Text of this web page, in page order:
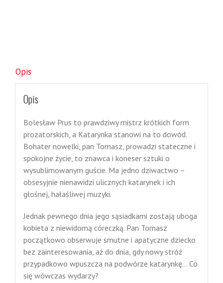
Opis
Opis
Bolesław Prus to prawdziwy mistrz krótkich form
prozatorskich, a Katarynka stanowi na to dowód.
Bohater nowelki, pan Tomasz, prowadzi stateczne i
spokojne życie, to znawca i koneser sztuki o
wysublimowanym guście. Ma jedno dziwactwo –
obsesyjnie nienawidzi ulicznych katarynek i ich
głośnej, hałaśliwej muzyki.
Jednak pewnego dnia jego sąsiadkami zostają uboga
kobieta z niewidomą córeczką. Pan Tomasz
początkowo obserwuje smutne i apatyczne dziecko
bez zainteresowania, aż do dnia, gdy nowy stróż
przypadkowo wpuszcza na podwórze katarynkę… Co
się wówczas wydarzy?